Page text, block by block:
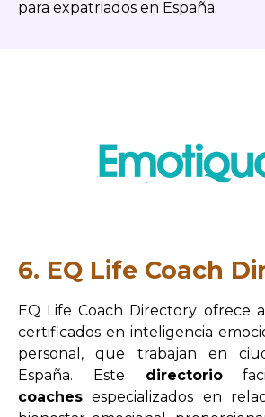
para expatriados en España.
6. EQ Life Coach
EQ Life Coach Directory ofrece
certificados en inteligencia
personal, que trabajan en
España. Este directorio
coaches especializados en